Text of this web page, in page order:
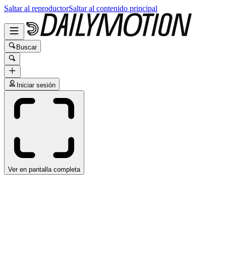
Saltar al reproductorSaltar al contenido principal
Buscar
Iniciar sesión
Ver en pantalla completa